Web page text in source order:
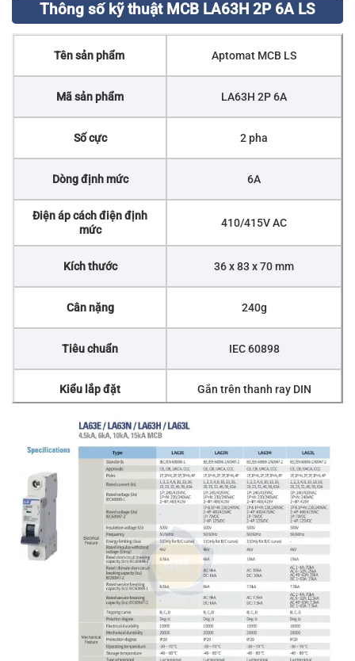
Thông số kỹ thuật MCB LA63H 2P 6A LS
Tên sản phẩm Aptomat MCB LS
Mã sản phẩm LA63H 2P 6A
Số cực 2 pha
Dòng định mức 6A
Điện áp cách điện định
mức
410/415V AC
Kích thước 36 x 83 x 70 mm
Cân nặng 240g
Tiêu chuẩn IEC 60898
Kiểu lắp đặt Gắn trên thanh ray DIN